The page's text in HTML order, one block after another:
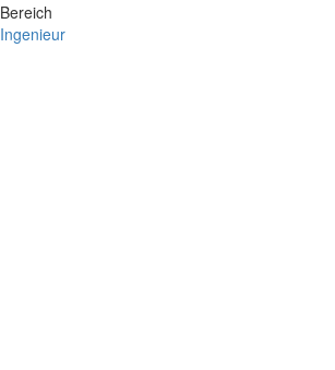
Bereich
Ingenieur